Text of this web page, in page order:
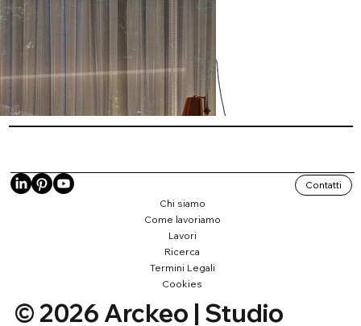
Chi siamo
Come lavoriamo
Lavori
Ricerca
Termini Legali
Cookies
Contatti
© 2026 Arckeo | Studio